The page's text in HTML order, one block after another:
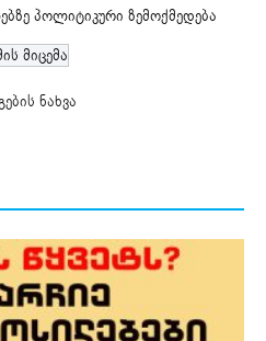
პოლიტიკური ზემოქმედება
ნახვა